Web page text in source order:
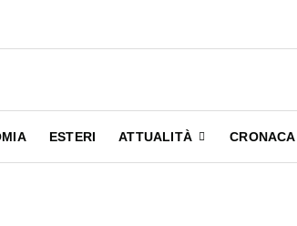
ESTERI ATTUALITÀ CRONACA